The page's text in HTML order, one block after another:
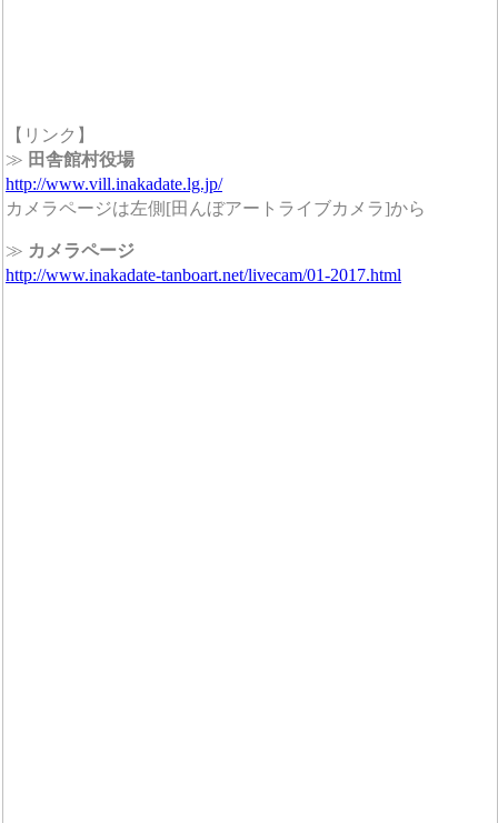
【リンク】
≫ 田舎館村役場
http://www.vill.inakadate.lg.jp/
カメラページは左側[田んぼアートライブカメラ]から
≫ カメラページ
http://www.inakadate-tanboart.net/livecam/01-2017.html